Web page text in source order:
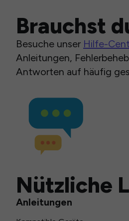
Brauchst
Besuche unser Hilfe-
Anleitungen,
Antworten auf häufig
Nützliche
Anleitungen